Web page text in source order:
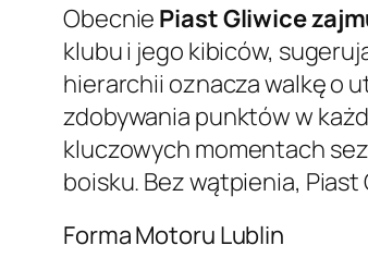
Obecnie Piast Gliwice
klubu i jego kibiców,
hierarchii oznacza walkę o
zdobywania punktów w
kluczowych momentach
boisku. Bez wątpienia,
Forma Motoru Lublin